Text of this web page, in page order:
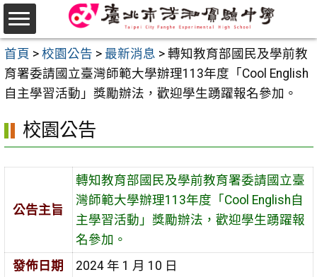
跳
至
主
要
內
首頁 > 校園公告 > 最新消息 > 轉知教育部國民及學前教
育署委請國立臺灣師範大學辦理113年度「Cool English
自主學習活動」獎勵辦法，歡迎學生踴躍報名參加。
校園公告
公告主旨
轉知教育部國民及學前教育署委請國立臺
灣師範大學辦理113年度「Cool English自
主學習活動」獎勵辦法，歡迎學生踴躍報
名參加。
發佈日期
2024 年 1 月 10 日
with Ginger (Ctrl+Alt+E)
選
單